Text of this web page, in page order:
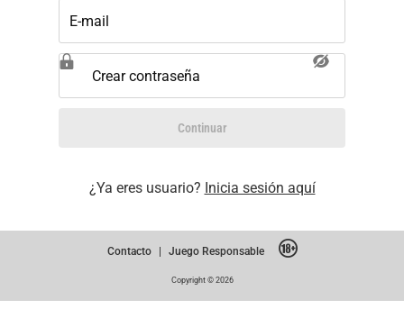
E-mail
Crear contraseña
Continuar
¿Ya eres usuario? Inicia sesión aquí
Contacto | Juego Responsable
Copyright © 2026